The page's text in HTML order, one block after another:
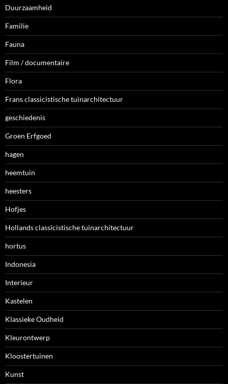
Duurzaamheid
Familie
Fauna
Film / documentaire
Flora
Frans classicistische tuinarchitectuur
geschiedenis
Groen Erfgoed
hagen
heemtuin
heesters
Hofjes
Hollands classicistische tuinarchitectuur
hortus
Indonesia
Interieur
Kastelen
Klassieke Oudheid
Kleurontwerp
Kloostertuinen
Kunst